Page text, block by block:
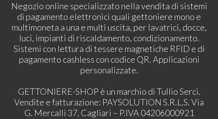
Negozio online specializzato nella vendita di sistemi
di pagamento elettronici quali gettoniere mono e
multimoneta a una e multi uscita, per lavatrici, docce,
luci, impianti di riscaldamento, condizionamento.
Sistemi con lettura di tessere magnetiche RFID e di
pagamento cashless con codice QR. Applicazioni
personalizzate.
GETTONIERE-SHOP è un marchio di Tullio Serci.
Vendite e fatturazione: PAYSOLUTION S.R.L.S. Via
G. Mercalli 37, Cagliari – P.IVA 04206000921